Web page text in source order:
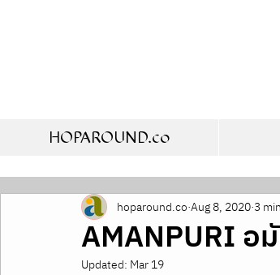
HOPAROUND.co
AMANPURI อ
hoparound.co Aug 8, 2020 3
Updated: Mar 19